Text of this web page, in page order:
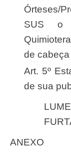
Órteses/
SUS o
de
Art. 5º Esta Portaria entra em vigor na data
de sua
LUMENA ALMEIDA CASTRO
ANEXO